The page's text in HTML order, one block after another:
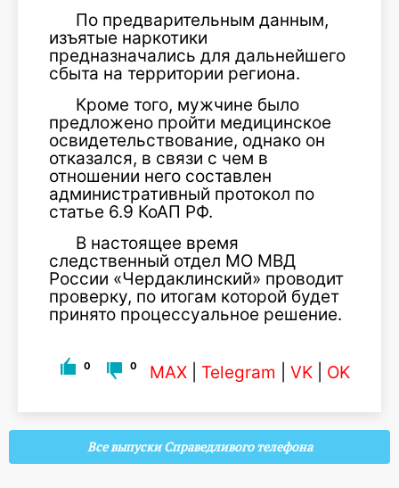
По предварительным данным,
изъятые наркотики
предназначались для дальнейшего
сбыта на территории региона.
Кроме того, мужчине было
предложено пройти медицинское
освидетельствование, однако он
отказался, в связи с чем в
отношении него составлен
административный протокол по
статье 6.9 КоАП РФ.
В настоящее время
следственный отдел МО МВД
России «Чердаклинский» проводит
проверку, по итогам которой будет
принято процессуальное решение.
0 0 MAX Telegram VK OK
Все выпуски Справедливого телефона